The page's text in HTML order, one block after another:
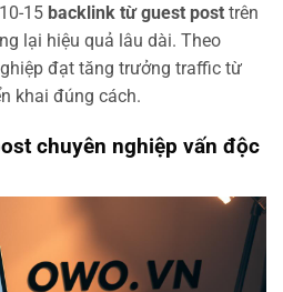
15 backlink từ guest post trên
lại hiệu quả lâu dài. Theo
đạt tăng trưởng traffic từ
khai đúng cách.
chuyên nghiệp vấn độc